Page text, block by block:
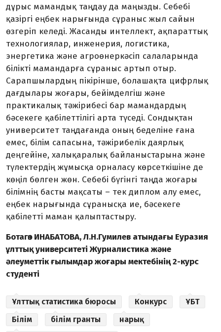
дұрыс мамандық таңдау да маңызды. Себебі
қазіргі еңбек нарығында сұраныс жыл сайын
өзгеріп келеді. Жасанды интеллект, ақпараттық
технологиялар, инженерия, логистика,
энергетика және агроөнеркәсіп салаларында
білікті мамандарға сұраныс артып отыр.
Сарапшылардың пікірінше, болашақта цифрлық
дағдылары жоғары, бейімделгіш және
практикалық тәжірибесі бар мамандардың
бәсекеге қабілеттілігі арта түседі. Сондықтан
университет таңдағанда оның беделіне ғана
емес, білім сапасына, тәжірибелік даярлық
деңгейіне, халықаралық байланыстарына және
түлектердің жұмысқа орналасу көрсеткішіне де
көңіл бөлген жөн. Себебі бүгінгі таңда жоғары
білімнің басты мақсаты – тек диплом алу емес,
еңбек нарығында сұранысқа ие, бәсекеге
қабілетті маман қалыптастыру.
Ботагөз ИНАБАТОВА, Л.Н.Гумилев атындағы Еуразия
ұлттық университеті Журналистика және
әлеуметтік ғылымдар жоғары мектебінің 2-курс
студенті
Ұлттық статистика бюросы Конкурс
ҰБТ
Білім
білім гранты
нарық